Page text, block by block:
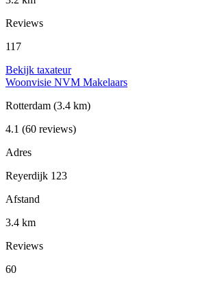
Reviews
117
Bekijk taxateur
Woonvisie NVM Makelaars
Rotterdam (3.4 km)
4.1 (60 reviews)
Adres
Reyerdijk 123
Afstand
3.4 km
Reviews
60